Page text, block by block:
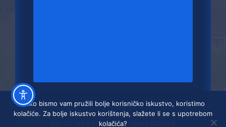
PRAVO NA PRISTUP INFORMACIJAMA
Kako bismo vam pružili bolje korisničko iskustvo, koristimo
kolačiće. Za bolje iskustvo korištenja, slažete li se s upotrebom
kolačića?